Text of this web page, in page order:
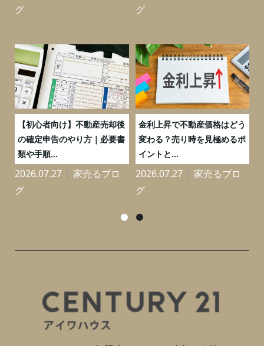
グ
グ
【初心者向け】不動産売却後
の確定申告のやり方｜必要書
類や手順...
2026.07.27
家売るブロ
グ
金利上昇で不動産価格はどう
変わる？売り時を見極めるポ
イントと...
2026.07.27
家売るブロ
グ